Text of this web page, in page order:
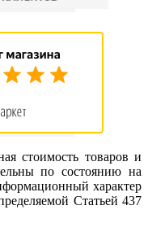
стоимость товаров и
по состоянию на
характер
Статьей 437